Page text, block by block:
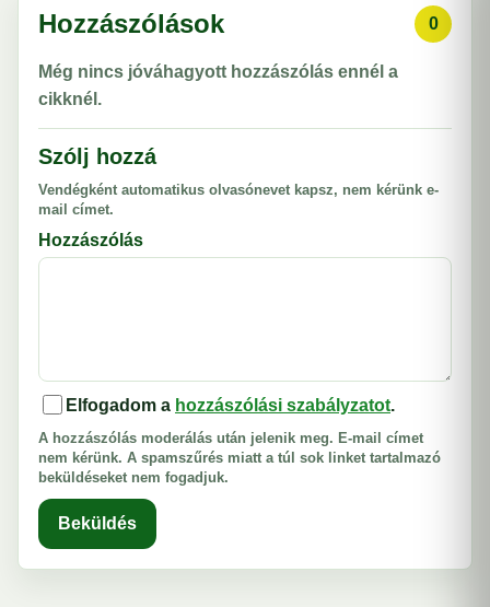
Hozzászólások 0
Még nincs jóváhagyott hozzászólás ennél a
cikknél.
Szólj hozzá
Vendégként automatikus olvasónevet kapsz, nem kérünk e-
mail címet.
Hozzászólás
Elfogadom a hozzászólási szabályzatot.
A hozzászólás moderálás után jelenik meg. E-mail címet
nem kérünk. A spamszűrés miatt a túl sok linket tartalmazó
beküldéseket nem fogadjuk.
Beküldés